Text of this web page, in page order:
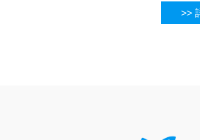
>>